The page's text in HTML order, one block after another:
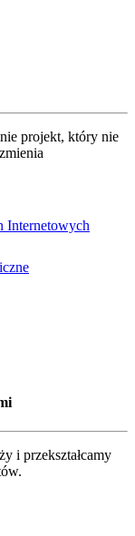
projekt, który nie
Internetowych
i przekształcamy